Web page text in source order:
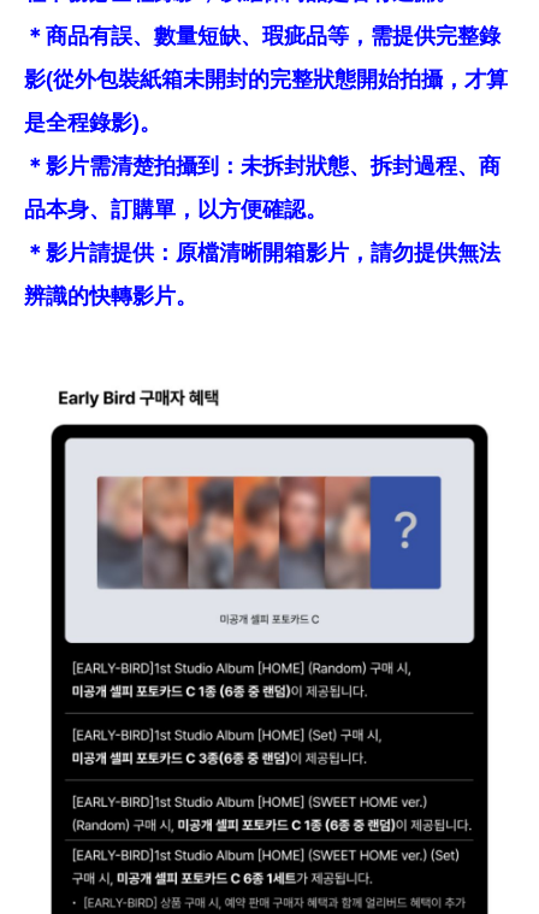
＊商品有誤、數量短缺、瑕疵品等，需提供完整錄
影(從外包裝紙箱未開封的完整狀態開始拍攝，才算
是全程錄影)。
＊影片需清楚拍攝到：未拆封狀態、拆封過程、商
品本身、訂購單，以方便確認。
＊影片請提供：原檔清晰開箱影片，請勿提供無法
辨識的快轉影片。